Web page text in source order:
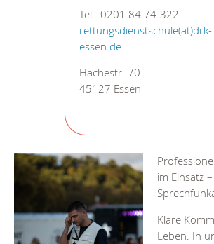
Tel. 0201 84 74-322
rettungsdienstschule(at)drk-
essen.de
Hachestr. 70
45127 Essen
im Einsatz –
Klare
Leben. In